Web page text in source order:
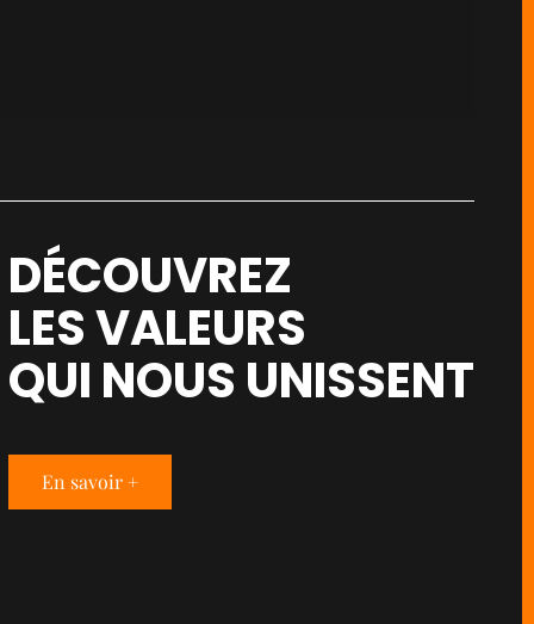
DÉCOUVREZ
LES VALEURS
QUI NOUS UNISSENT
En savoir +